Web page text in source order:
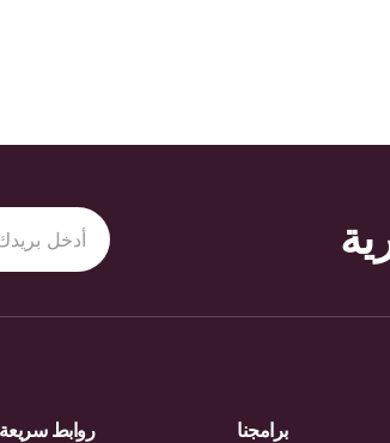
برامجنا روابط سريعة